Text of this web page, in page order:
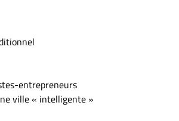
entrepreneurs
ville « intelligente »